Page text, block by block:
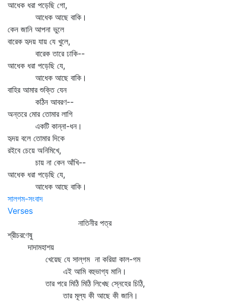
আধেক ধরা পড়েছি গো,
আধেক আছে বাকি।
কেন জানি আপনা ভুলে
বারেক হৃদয় যায় যে খুলে,
বারেক তারে ঢাকি--
আধেক ধরা পড়েছি যে,
আধেক আছে বাকি।
বাহির আমার শুক্তি যেন
কঠিন আবরণ--
অন্তরে মোর তোমার লাগি
একটি কান্না-ধন।
হৃদয় বলে তোমার দিকে
রইবে চেয়ে অনিমিখে,
চায় না কেন আঁখি--
আধেক ধরা পড়েছি যে,
আধেক আছে বাকি।
সালগম-সংবাদ
Verses
নাতিনীর পত্র
শ্রীচরণেষু
দাদামহাশয়
খেয়েছ যে সাল্‌গম না করিয়া কাল-গম
এই আমি বহুভাগ্য মানি।
তার পরে মিঠি মিঠি লিখেছ স্নেহের চিঠি,
তার মূল্য কী আছে কী জানি।